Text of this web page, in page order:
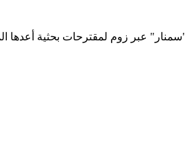
الجاري، جلسات عرض "سمنار" عبر زوم لمقترحات بحثية